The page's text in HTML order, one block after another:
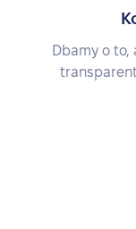
Dbamy o to,